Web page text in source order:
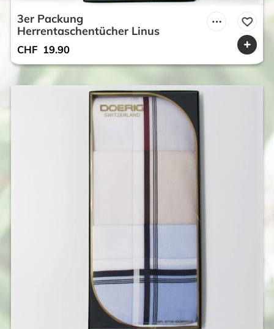
3er Packung
Herrentaschentücher Linus
CHF 19.90